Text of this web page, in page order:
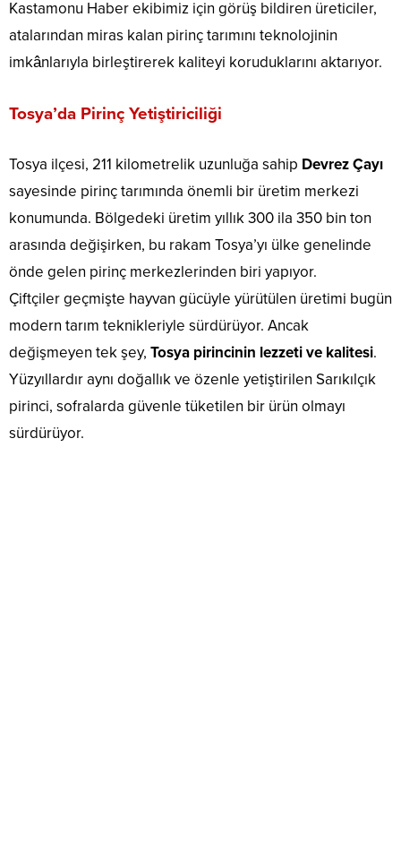
Kastamonu Haber ekibimiz için görüş bildiren üreticiler,
atalarından miras kalan pirinç tarımını teknolojinin
imkânlarıyla birleştirerek kaliteyi koruduklarını aktarıyor.
Tosya’da Pirinç Yetiştiriciliği
Tosya ilçesi, 211 kilometrelik uzunluğa sahip Devrez Çayı
sayesinde pirinç tarımında önemli bir üretim merkezi
konumunda. Bölgedeki üretim yıllık 300 ila 350 bin ton
arasında değişirken, bu rakam Tosya’yı ülke genelinde
önde gelen pirinç merkezlerinden biri yapıyor.
Çiftçiler geçmişte hayvan gücüyle yürütülen üretimi bugün
modern tarım teknikleriyle sürdürüyor. Ancak
değişmeyen tek şey, Tosya pirincinin lezzeti ve kalitesi.
Yüzyıllardır aynı doğallık ve özenle yetiştirilen Sarıkılçık
pirinci, sofralarda güvenle tüketilen bir ürün olmayı
sürdürüyor.